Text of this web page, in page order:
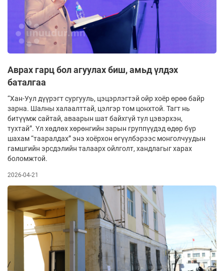
Аврах гарц бол агуулах биш, амьд үлдэх
баталгаа
“Хан-Уул дүүрэгт сургууль, цэцэрлэгтэй ойр хоёр өрөө байр
зарна. Шалны халаалттай, цэлгэр том цонхтой. Тагт нь
битүүмж сайтай, аваарын шат байхгүй тул цэвэрхэн,
тухтай”. Үл хөдлөх хөрөнгийн зарын группүүдэд өдөр бүр
шахам “тааралдах” энэ хоёрхон өгүүлбэрээс монголчуудын
гамшгийн эрсдэлийн талаарх ойлголт, хандлагыг харах
боломжтой.
2026-04-21